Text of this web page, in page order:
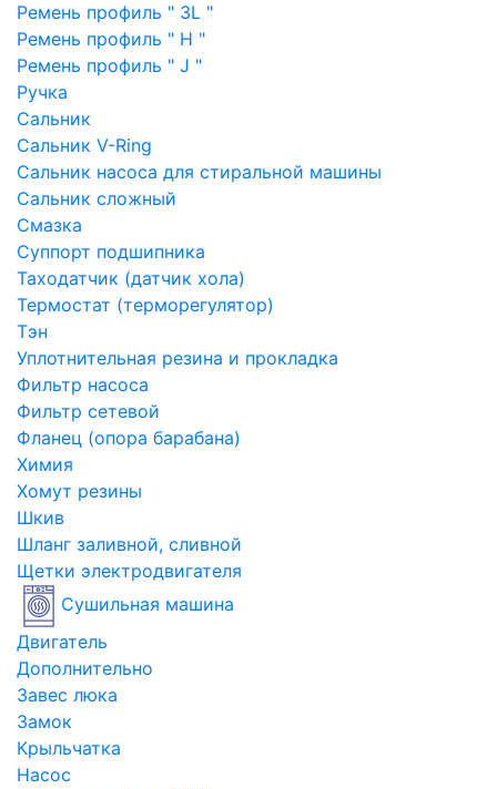
Ремень профиль " 3L "
Ремень профиль " H "
Ремень профиль " J "
Ручка
Сальник
Сальник V-Ring
Сальник насоса для стиральной машины
Сальник сложный
Смазка
Суппорт подшипника
Таходатчик (датчик хола)
Термостат (терморегулятор)
Тэн
Уплотнительная резина и прокладка
Фильтр насоса
Фильтр сетевой
Фланец (опора барабана)
Химия
Хомут резины
Шкив
Шланг заливной, сливной
Щетки электродвигателя
Сушильная машина
Двигатель
Дополнительно
Завес люка
Замок
Крыльчатка
Насос